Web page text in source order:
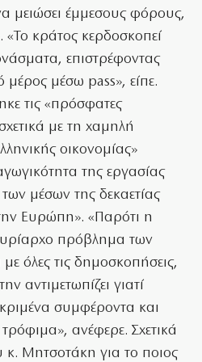
μειώσει έμμεσους φόρους,
κράτος κερδοσκοπεί
επιστρέφοντας
μέρος μέσω pass», είπε.
τις «πρόσφατες
με τη χαμηλή
οικονομίας»
της εργασίας
μέσων της δεκαετίας
Ευρώπη». «Παρότι η
πρόβλημα των
όλες τις δημοσκοπήσεις,
αντιμετωπίζει γιατί
συμφέροντα και
ανέφερε. Σχετικά
Μητσοτάκη για το ποιος